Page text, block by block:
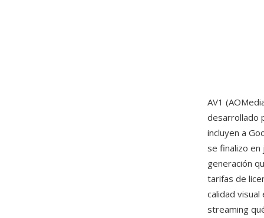
AV1
desarrollado
incluyen a
se finalizo
generación
tarifas de
calidad
streaming